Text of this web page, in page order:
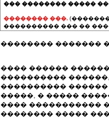
��� �������� �����
�������� ���.
���������� ��� ��
�������� �������
���� ������
����������
����������
�����, � �����
���� �����������
�������� �����